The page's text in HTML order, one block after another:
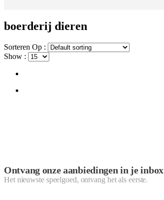
boerderij dieren
Sorteren Op :
Show :
Ontvang onze aanbiedingen in je inbox
Het nieuwste speelgoed, ontvang het als eerste.